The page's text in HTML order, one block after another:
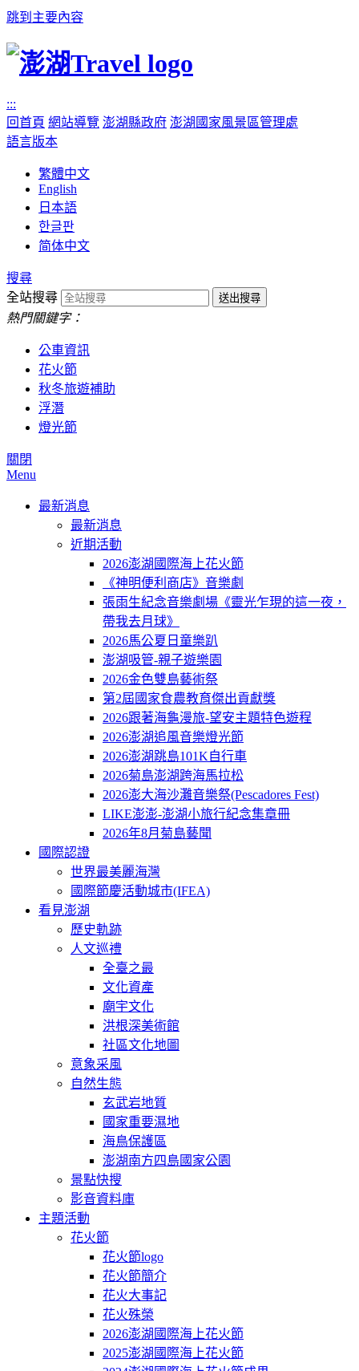
跳到主要內容
:::
回首頁 網站導覽 澎湖縣政府 澎湖國家風景區管理處
語言版本
繁體中文
English
日本語
한글판
简体中文
搜尋
全站搜尋
熱門關鍵字：
公車資訊
花火節
秋冬旅遊補助
浮潛
燈光節
關閉
Menu
最新消息
最新消息
近期活動
2026澎湖國際海上花火節
《神明便利商店》音樂劇
張雨生紀念音樂劇場《靈光乍現的這一夜，
帶我去月球》
2026馬公夏日童樂趴
澎湖吸管-親子遊樂園
2026金色雙島藝術祭
第2屆國家食農教育傑出貢獻獎
2026跟著海龜漫旅-望安主題特色遊程
2026澎湖追風音樂燈光節
2026澎湖跳島101K自行車
2026菊島澎湖跨海馬拉松
2026澎大海沙灘音樂祭(Pescadores Fest)
LIKE澎澎-澎湖小旅行紀念集章冊
2026年8月菊島藝聞
國際認證
世界最美麗海灣
國際節慶活動城市(IFEA)
看見澎湖
歷史軌跡
人文巡禮
全臺之最
文化資產
廟宇文化
洪根深美術館
社區文化地圖
意象采風
自然生態
玄武岩地質
國家重要濕地
海鳥保護區
澎湖南方四島國家公園
景點快搜
影音資料庫
主題活動
花火節
花火節logo
花火節簡介
花火大事記
花火殊榮
2026澎湖國際海上花火節
2025澎湖國際海上花火節